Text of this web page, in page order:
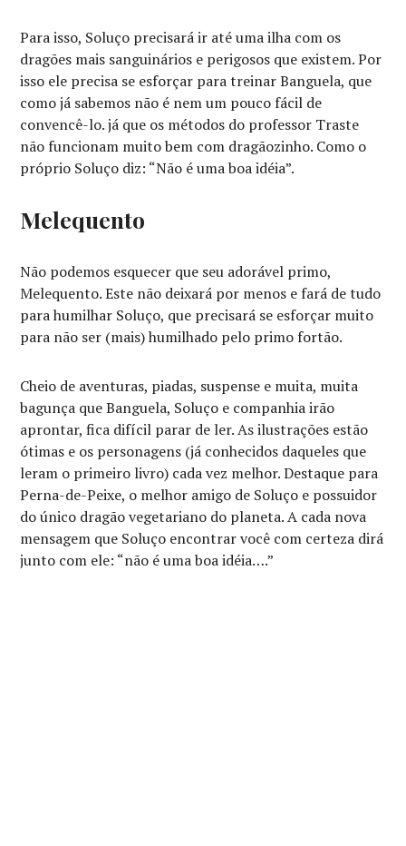
Para isso, Soluço precisará ir até uma ilha com os
dragões mais sanguinários e perigosos que existem. Por
isso ele precisa se esforçar para treinar Banguela, que
como já sabemos não é nem um pouco fácil de
convencê-lo. já que os métodos do professor Traste
não funcionam muito bem com dragãozinho. Como o
próprio Soluço diz: “Não é uma boa idéia”.
Melequento
Não podemos esquecer que seu adorável primo,
Melequento. Este não deixará por menos e fará de tudo
para humilhar Soluço, que precisará se esforçar muito
para não ser (mais) humilhado pelo primo fortão.
Cheio de aventuras, piadas, suspense e muita, muita
bagunça que Banguela, Soluço e companhia irão
aprontar, fica difícil parar de ler. As ilustrações estão
ótimas e os personagens (já conhecidos daqueles que
leram o primeiro livro) cada vez melhor. Destaque para
Perna-de-Peixe, o melhor amigo de Soluço e possuidor
do único dragão vegetariano do planeta. A cada nova
mensagem que Soluço encontrar você com certeza dirá
junto com ele: “não é uma boa idéia….”